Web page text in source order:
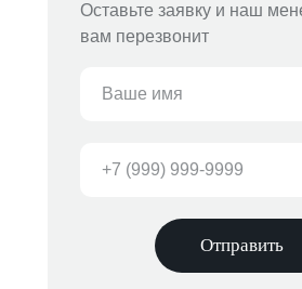
Оставьте заявку и наш
вам перезвонит
Отправить